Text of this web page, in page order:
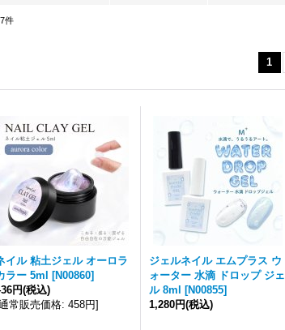
件
1
イル 粘土ジェル オーロラ
ラー 5ml
[N00860]
円(税込)
常販売価格: 458円]
ジェルネイル エムプラス ウ
ォーター 水滴 ドロップ ジェ
ル 8ml
[N00855]
1,280円(税込)